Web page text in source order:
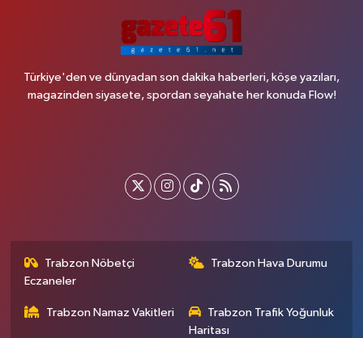
Türkiye'den ve dünyadan son dakika haberleri, köşe yazıları,
magazinden siyasete, spordan seyahate her konuda Flow!
Trabzon Nöbetçi
Eczaneler
Trabzon Hava Durumu
Trabzon Namaz Vakitleri
Trabzon Trafik Yoğunluk
Haritası